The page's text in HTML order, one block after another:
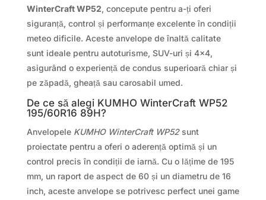
WinterCraft WP52, concepute pentru a-ți oferi
siguranță, control și performanțe excelente în condiții
meteo dificile. Aceste anvelope de înaltă calitate
sunt ideale pentru autoturisme, SUV-uri și 4×4,
asigurând o experiență de condus superioară chiar și
pe zăpadă, gheață sau carosabil umed.
De ce să alegi KUMHO WinterCraft WP52
195/60R16 89H?
Anvelopele KUMHO WinterCraft WP52sunt
proiectate pentru a oferi o aderență optimă și un
control precis în condiții de iarnă. Cu o lățime de 195
mm, un raport de aspect de 60 și un diametru de 16
inch, aceste anvelope se potrivesc perfect unei game